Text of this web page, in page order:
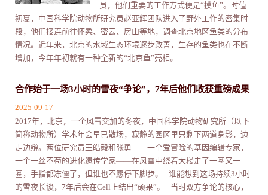
员，他们重要的工作方式便是“摸鱼”。时值
初夏，中国科学院动物所研究员赵亚辉团队进入了野外工作的密集时
段，他们接连前往怀柔、密云、房山等地，调查北京地区鱼类的分布
情况。近年来，北京的水域生态环境逐步改善，生存的鱼类也在不断
增加，今年年初就有一种全新的“北京鱼”亮相。
合作始于一场3小时的雪夜“争论”，7年后他们收获重磅成果
2025-09-17
2017年，北京，一个风雪交加的冬夜，中国科学院动物研究所（以下
简称动物所）学术年会早已散场，寂静的园区里只剩下两道身影，边
走边辩。两位研究员王皓毅和张勇——一个爱冒险的基因编辑专家，
一个一丝不苟的进化遗传学家——在风雪中绕着大楼走了一圈又一
圈，手指都冻僵了，但谁也不愿停下脚步。 谁能想到这场持续3小时
的雪夜长谈，7年后会在Cell上结出“硕果”。 当时双方争论的核心，